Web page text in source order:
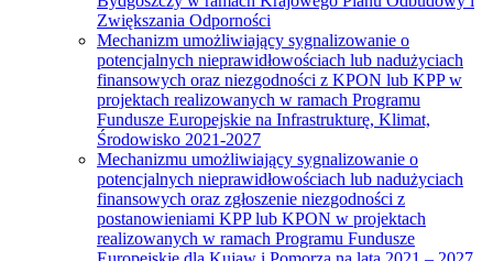
Zwiększania Odporności
Mechanizm umożliwiający sygnalizowanie o
potencjalnych nieprawidłowościach lub nadużyciach
finansowych oraz niezgodności z KPON lub KPP w
projektach realizowanych w ramach Programu
Fundusze Europejskie na Infrastrukturę, Klimat,
Środowisko 2021-2027
Mechanizmu umożliwiający sygnalizowanie o
potencjalnych nieprawidłowościach lub nadużyciach
finansowych oraz zgłoszenie niezgodności z
postanowieniami KPP lub KPON w projektach
realizowanych w ramach Programu Fundusze